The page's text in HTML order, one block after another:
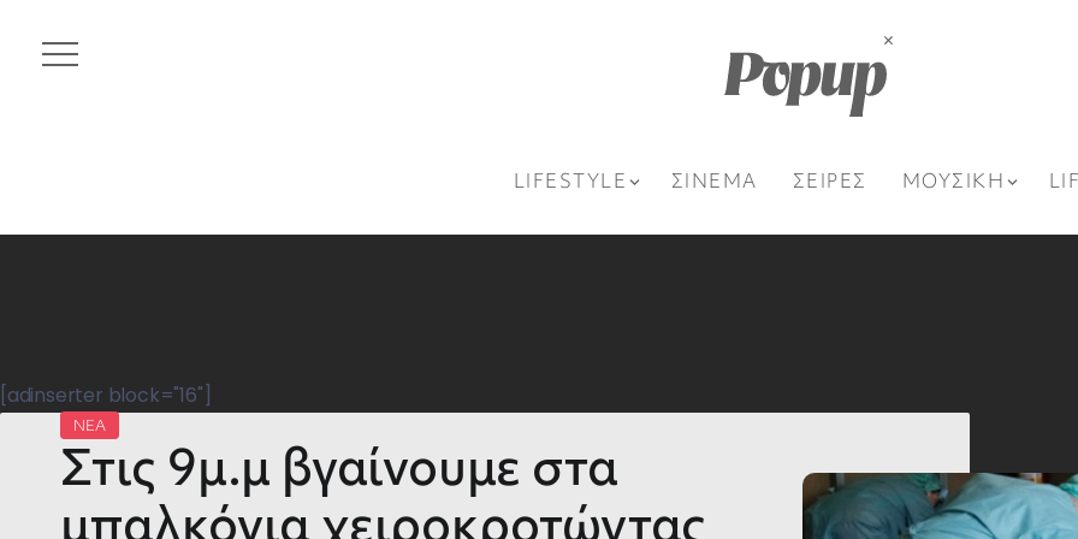
LIFESTYLE ΣΙΝΕΜΑ ΣΕΙΡΕΣ ΜΟΥΣΙΚΗ
[adinserter block="16"]
ΝΕΑ
Στις 9μ.μ βγαίνουμε στα
μπαλκόνια χειροκροτώντας